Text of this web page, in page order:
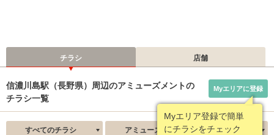
チラシ 店舗
信濃川島駅（長野県）周辺のアミューズメントの
チラシ一覧
Myエリア登録で簡単
にチラシをチェック
Myエリアに登録
すべてのチラシ アミューズメント 新着順